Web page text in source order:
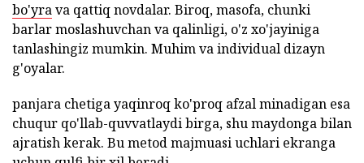
bo'yrava qattiq novdalar. Biroq, masofa, chunki
barlar moslashuvchan va qalinligi, o'z xo'jayiniga
tanlashingiz mumkin. Muhim va individual dizayn
g'oyalar.
panjara chetiga yaqinroq ko'proq afzal minadigan esa
chuqur qo'llab-quvvatlaydi birga, shu maydonga bilan
ajratish kerak. Bu metod majmuasi uchlari ekranga